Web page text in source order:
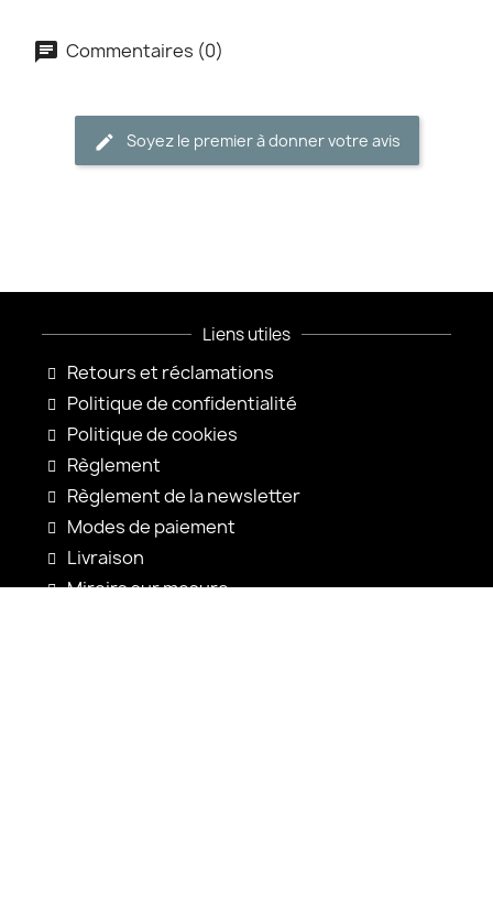
Commentaires (0)
Soyez le premier à donner votre avis
Liens utiles
Retours et réclamations
Politique de confidentialité
Politique de cookies
Règlement
Règlement de la newsletter
Modes de paiement
Livraison
Miroirs sur mesure